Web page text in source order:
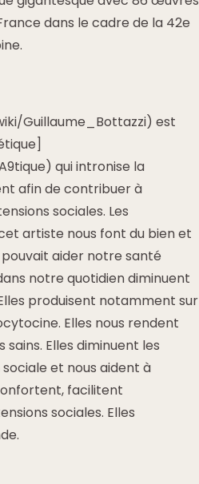
dans le cadre de la 42e
Guillaume_Bottazzi) est
qui intronise la
afin de contribuer à
sociales. Les
artiste nous font du bien et
aider notre santé
notre quotidien diminuent
produisent notamment sur
Elles nous rendent
Elles diminuent les
et nous aident à
facilitent
sociales. Elles